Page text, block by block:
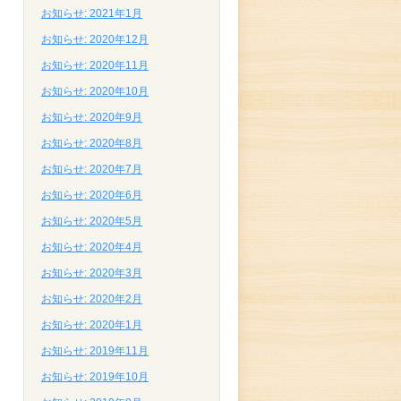
お知らせ: 2021年1月
お知らせ: 2020年12月
お知らせ: 2020年11月
お知らせ: 2020年10月
お知らせ: 2020年9月
お知らせ: 2020年8月
お知らせ: 2020年7月
お知らせ: 2020年6月
お知らせ: 2020年5月
お知らせ: 2020年4月
お知らせ: 2020年3月
お知らせ: 2020年2月
お知らせ: 2020年1月
お知らせ: 2019年11月
お知らせ: 2019年10月